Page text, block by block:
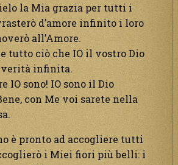
la Mia grazia per tutti i
d’amore infinito i loro
all’Amore.
tutto ciò che IO il vostro Dio
verità infinita.
IO sono! IO sono il Dio
con Me voi sarete nella
è pronto ad accogliere tutti
i Miei fiori più belli: i